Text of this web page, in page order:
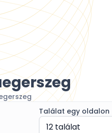
Találat egy oldalon
12 találat